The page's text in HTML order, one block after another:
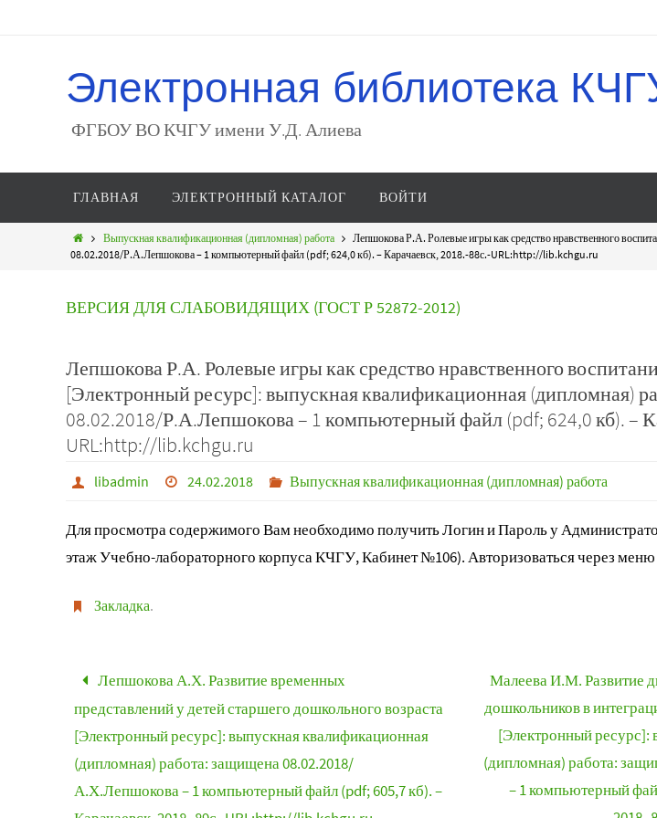
Электронная библиотека
ФГБОУ ВО КЧГУ имени У.Д. Алиева
ГЛАВНАЯ ЭЛЕКТРОННЫЙ КАТАЛОГ ВОЙТИ
Выпускная квалификационная (дипломная) работа
Лепшокова Р.А. Ролевые игры как средство нравственного
08.02.2018/Р.А.Лепшокова – 1 компьютерный файл (pdf; 624,0 кб). – Карачаевск, 2018.-88с.-URL:http://lib.kchgu.ru
ВЕРСИЯ ДЛЯ СЛАБОВИДЯЩИХ (ГОСТ Р 52872-2012)
Лепшокова Р.А. Ролевые игры как средство нравственного
[Электронный ресурс]: выпускная квалификационная (дипломная)
08.02.2018/Р.А.Лепшокова – 1 компьютерный файл (pdf; 624,0 кб). –
URL:http://lib.kchgu.ru
libadmin 24.02.2018 Выпускная квалификационная (дипломная) работа
Для просмотра содержимого Вам необходимо получить Логин и Пароль у
этаж Учебно-лабораторного корпуса КЧГУ, Кабинет №106). Авторизоваться через
Закладка.
Лепшокова А.Х. Развитие временных
представлений у детей старшего дошкольного возраста
[Электронный ресурс]: выпускная квалификационная
(дипломная) работа: защищена 08.02.2018/
А.Х.Лепшокова – 1 компьютерный файл (pdf; 605,7 кб). –
Малеева И.М. Развитие
дошкольников в
[Электронный ресурс]:
(дипломная) работа:
– 1 компьютерный